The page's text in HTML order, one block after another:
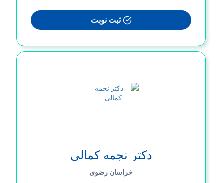
ثبت نوبت
دکتر نجمه کمالی
خراسان رضوی